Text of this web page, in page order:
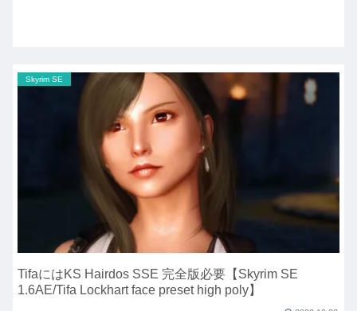
Skyrim SE
TifaにはKS Hairdos SSE 完全版必要【Skyrim SE
1.6AE/Tifa Lockhart face preset high poly】